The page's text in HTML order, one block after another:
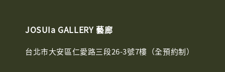
JOSUIa GALLERY 藝廊
台北市大安區仁愛路三段26-3號7樓（全預約制）